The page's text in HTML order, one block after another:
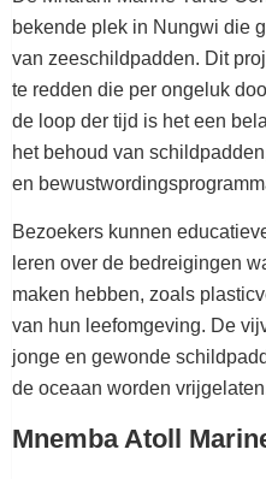
bekende plek in Nungwi die
van zeeschildpadden. Dit
te redden die per ongeluk
de loop der tijd is het een
het behoud van
en
Bezoekers kunnen
leren over de bedreigingen
maken hebben, zoals
van hun leefomgeving. De
jonge en gewonde
de oceaan worden
Mnemba Atoll